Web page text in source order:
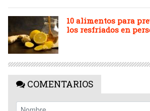
10 alimentos para
los resfriados en
COMENTARIOS